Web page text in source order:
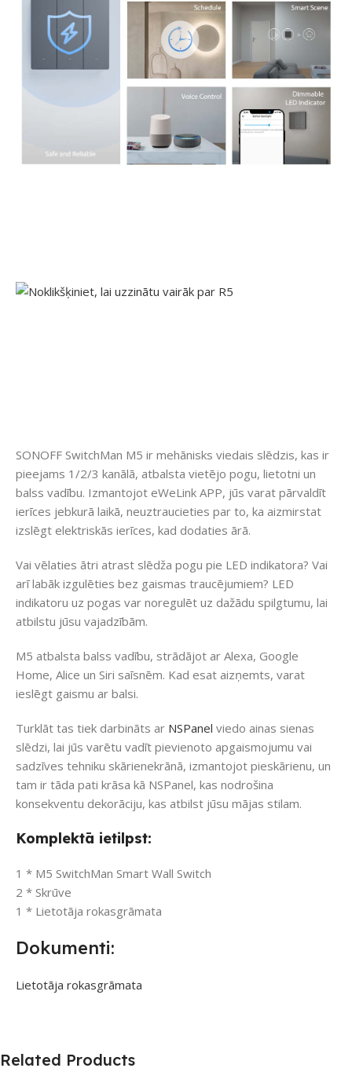
SONOFF SwitchMan M5 ir mehānisks viedais slēdzis, kas ir
pieejams 1/2/3 kanālā, atbalsta vietējo pogu, lietotni un
balss vadību. Izmantojot eWeLink APP, jūs varat pārvaldīt
ierīces jebkurā laikā, neuztraucieties par to, ka aizmirstat
izslēgt elektriskās ierīces, kad dodaties ārā.
Vai vēlaties ātri atrast slēdža pogu pie LED indikatora? Vai
arī labāk izgulēties bez gaismas traucējumiem? LED
indikatoru uz pogas var noregulēt uz dažādu spilgtumu, lai
atbilstu jūsu vajadzībām.
M5 atbalsta balss vadību, strādājot ar Alexa, Google
Home, Alice un Siri saīsnēm. Kad esat aizņemts, varat
ieslēgt gaismu ar balsi.
Turklāt tas tiek darbināts ar NSPanel viedo ainas sienas
slēdzi, lai jūs varētu vadīt pievienoto apgaismojumu vai
sadzīves tehniku ​​skārienekrānā, izmantojot pieskārienu, un
tam ir tāda pati krāsa kā NSPanel, kas nodrošina
konsekventu dekorāciju, kas atbilst jūsu mājas stilam.
Komplektā ietilpst:
1 * M5 SwitchMan Smart Wall Switch
2 * Skrūve
1 * Lietotāja rokasgrāmata
Dokumenti:
Lietotāja rokasgrāmata
Related Products